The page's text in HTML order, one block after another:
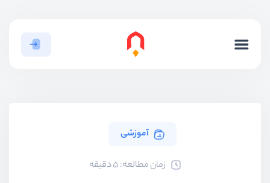
آموزشی
ﺯﻣﺎﻥ ﻣﻄﺎﻟﻌﻪ: 5 دقیقه